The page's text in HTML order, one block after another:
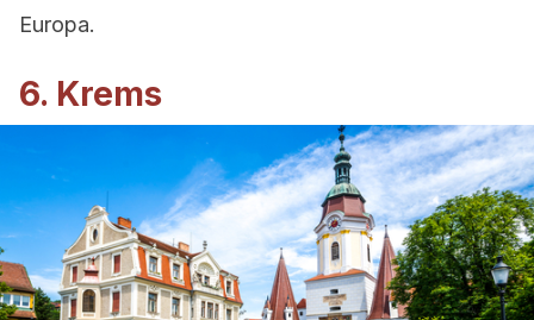
Europa.
6. Krems